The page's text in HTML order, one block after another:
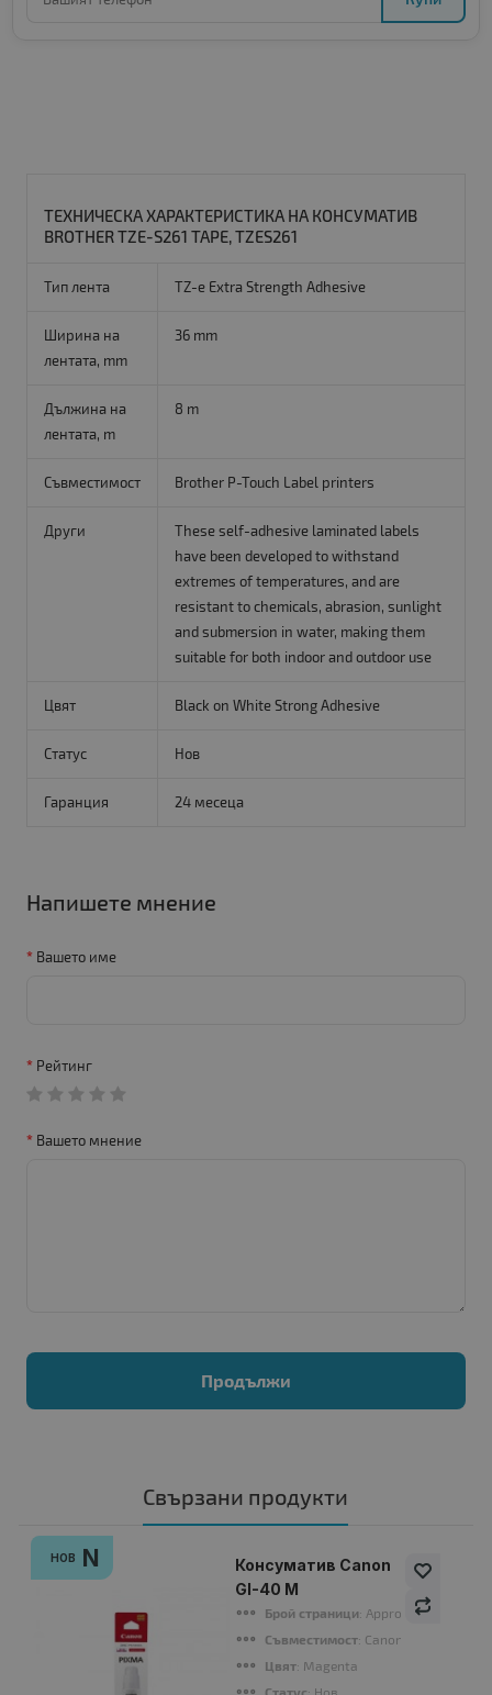
ТЕХНИЧЕСКА ХАРАКТЕРИСТИКА НА КОНСУМАТИВ
BROTHER TZE-S261 TAPE, TZES261
Тип лента TZ-e Extra Strength Adhesive
Ширина на
лентата, mm
36 mm
Дължина на
лентата, m
8 m
Съвместимост Brother P-Touch Label printers
Други
These self-adhesive laminated labels
have been developed to withstand
extremes of temperatures, and are
resistant to chemicals, abrasion, sunlight
and submersion in water, making them
suitable for both indoor and outdoor use
Цвят Black on White Strong Adhesive
Статус Нов
Гаранция 24 месеца
Напишете мнение
Вашето име
Рейтинг
Вашето мнение
Продължи
Свързани продукти
НОВ N
Консуматив Canon
GI-40 M
Брой страници: Approx. 7 700
Съвместимост: Canon PIXMA
Цвят: Magenta
Статус: Нов